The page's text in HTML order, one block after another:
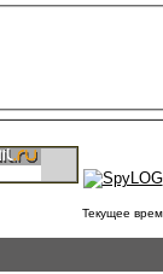
Текущее